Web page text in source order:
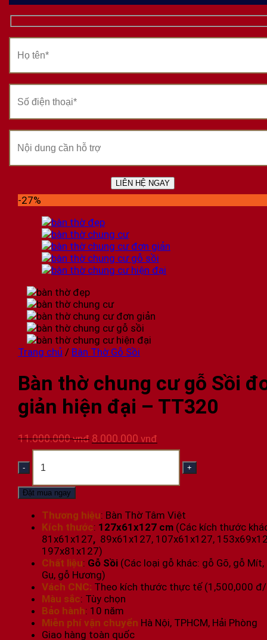
-27%
Trang chủ / Bàn Thờ Gỗ Sồi
Bàn thờ chung cư gỗ Sồi
giản hiện đại – TT320
11.000.000vnđ Giá
gốc
8.000.000 vnđ
hiện
8.000.000 vnđ.
thờ
cư
gỗ
Sồi
đơn
giản
hiện
đại
TT320
số
lượng
Đặt mua ngay
Thương hiệu: Bàn Thờ Tâm Việt
Kích thước: 127x61x127 cm (Các kích thước
81x61x127, 89x61x127, 107x61x127,
197x81x127)
Chất liệu: Gỗ Sồi (Các loại gỗ khác: gỗ Gõ, gỗ Mít,
Gụ, gỗ Hương)
Vách CNC: Theo kích thước thực tế (1,500,000
Màu sắc: Tùy chọn
Bảo hành: 10 năm
Miễn phí vận chuyển Hà Nội, TPHCM, Hải Phòng
Giao hàng toàn quốc